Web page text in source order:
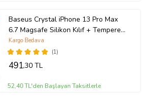
Baseus Crystal iPhone 13 Pro Max
6.7 Magsafe Silikon Kılıf + Tempered
Ekran Koruyucu Set (Şeffaf)
(1)
Kargo Bedava
491,30 TL
52,40 TL'den Başlayan Taksitlerle